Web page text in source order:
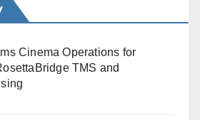
Cinema Operations for
TMS and